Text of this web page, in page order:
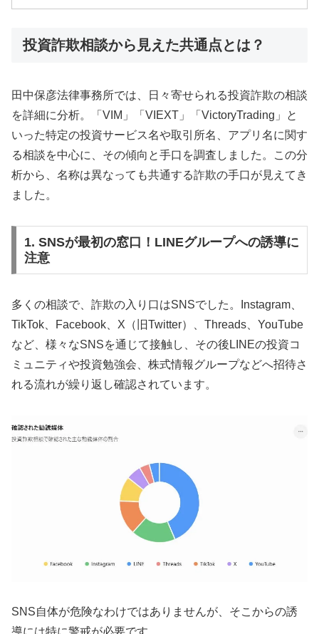
投資詐欺相談から見えた共通点とは？
田中保彦法律事務所では、日々寄せられる投資詐欺の相談
を詳細に分析。「VIM」「VIEXT」「VictoryTrading」と
いった特定の投資サービス名や取引所名、アプリ名に関す
る相談を中心に、その傾向と手口を調査しました。この分
析から、名称は異なっても共通する詐欺の手口が見えてき
ました。
1. SNSが最初の窓口！LINEグループへの誘導に
注意
多くの相談で、詐欺の入り口はSNSでした。Instagram、
TikTok、Facebook、X（旧Twitter）、Threads、YouTube
など、様々なSNSを通じて接触し、その後LINEの投資コ
ミュニティや投資勉強会、株式情報グループなどへ招待さ
れる流れが繰り返し確認されています。
SNS自体が危険なわけではありませんが、そこからの誘